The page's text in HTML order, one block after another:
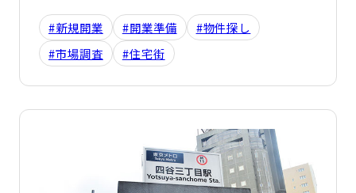
#新規開業 #開業準備
#物件探し
#市場調査
#住宅街